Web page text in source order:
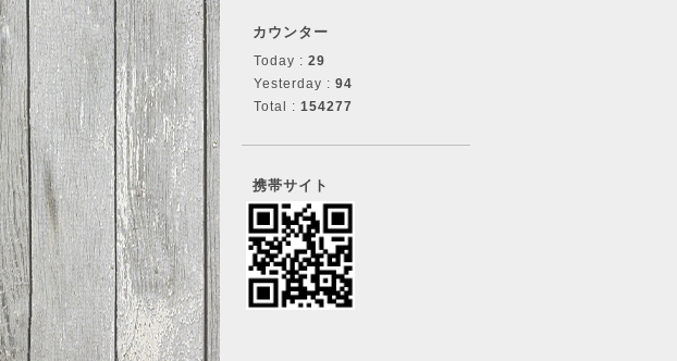
カウンター
Today : 29
Yesterday : 94
Total : 154277
携帯サイト